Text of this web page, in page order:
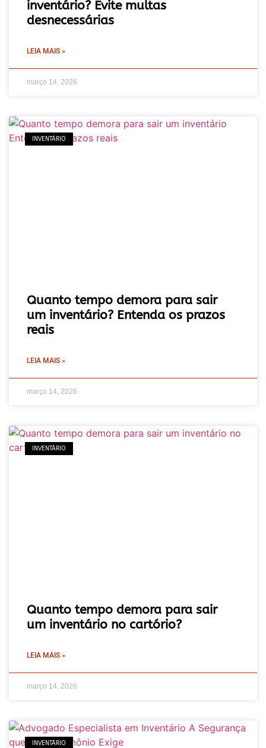
inventário? Evite multas
desnecessárias
LEIA MAIS »
março 14, 2026
INVENTÁRIO
Quanto tempo demora para sair
um inventário? Entenda os prazos
reais
LEIA MAIS »
março 14, 2026
INVENTÁRIO
Quanto tempo demora para sair
um inventário no cartório?
LEIA MAIS »
março 14, 2026
INVENTÁRIO